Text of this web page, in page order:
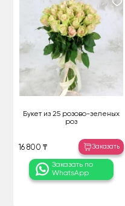
Букет из 25 розово-зеленых
роз
16 800 ₸ Заказать
Заказать по
WhatsApp